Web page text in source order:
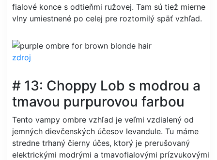
fialové konce s odtieňmi ružovej. Tam sú tiež mierne
vlny umiestnené po celej pre roztomilý späť vzhľad.
zdroj
# 13: Choppy Lob s modrou a
tmavou purpurovou farbou
Tento vampy ombre vzhľad je veľmi vzdialený od
jemných dievčenských účesov levandule. Tu máme
stredne trhaný čierny účes, ktorý je prerušovaný
elektrickými modrými a tmavofialovými prízvukovými